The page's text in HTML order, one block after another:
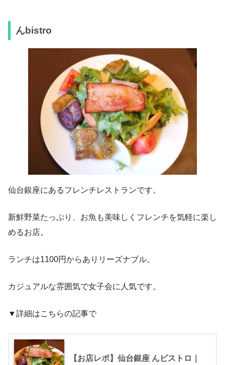
んbistro
仙台銀座にあるフレンチレストランです。
新鮮野菜たっぷり、お魚も美味しくフレンチを気軽に楽し
めるお店。
ランチは1100円からありリーズナブル。
カジュアルな雰囲気で女子会に人気です。
▼詳細はこちらの記事で
【お店レポ】仙台銀座 んビストロ｜